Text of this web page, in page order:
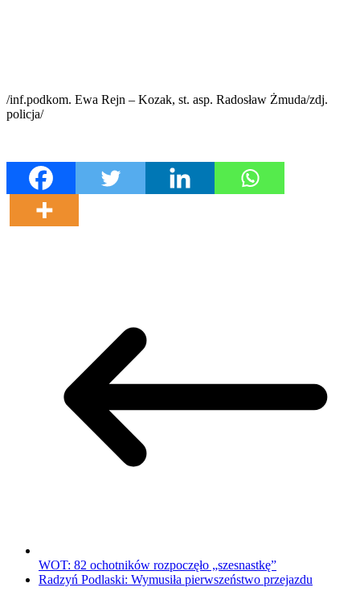
/inf.podkom. Ewa Rejn – Kozak, st. asp. Radosław Żmuda/zdj.
policja/
WOT: 82 ochotników rozpoczęło „szesnastkę”
Radzyń Podlaski: Wymusiła pierwszeństwo przejazdu